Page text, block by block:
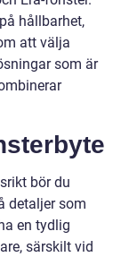
hållbarhet,
att välja
som är
bör du
detaljer som
en tydlig
särskilt vid